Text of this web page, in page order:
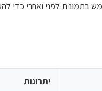
בתמונות לפני ואחרי כדי
יתרונות